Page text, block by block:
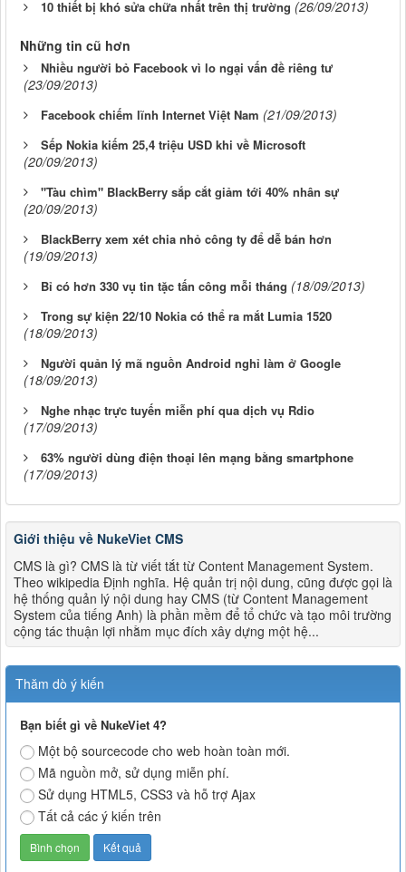
10 thiết bị khó sửa chữa nhất trên thị trường (26/09/2013)
Những tin cũ hơn
Nhiều người bỏ Facebook vì lo ngại vấn đề riêng tư
(23/09/2013)
Facebook chiếm lĩnh Internet Việt Nam (21/09/2013)
Sếp Nokia kiếm 25,4 triệu USD khi về Microsoft
(20/09/2013)
"Tàu chìm" BlackBerry sắp cắt giảm tới 40% nhân sự
(20/09/2013)
BlackBerry xem xét chia nhỏ công ty để dễ bán hơn
(19/09/2013)
Bỉ có hơn 330 vụ tin tặc tấn công mỗi tháng (18/09/2013)
Trong sự kiện 22/10 Nokia có thể ra mắt Lumia 1520
(18/09/2013)
Người quản lý mã nguồn Android nghỉ làm ở Google
(18/09/2013)
Nghe nhạc trực tuyến miễn phí qua dịch vụ Rdio
(17/09/2013)
63% người dùng điện thoại lên mạng bằng smartphone
(17/09/2013)
Giới thiệu về NukeViet CMS
CMS là gì? CMS là từ viết tắt từ Content Management System.
Theo wikipedia Định nghĩa. Hệ quản trị nội dung, cũng được gọi là
hệ thống quản lý nội dung hay CMS (từ Content Management
System của tiếng Anh) là phần mềm để tổ chức và tạo môi trường
cộng tác thuận lợi nhằm mục đích xây dựng một hệ...
Thăm dò ý kiến
Bạn biết gì về NukeViet 4?
Một bộ sourcecode cho web hoàn toàn mới.
Mã nguồn mở, sử dụng miễn phí.
Sử dụng HTML5, CSS3 và hỗ trợ Ajax
Tất cả các ý kiến trên